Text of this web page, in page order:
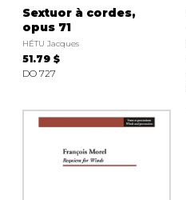
Sextuor à cordes,
opus 71
HÉTU Jacques
51.79 $
DO 727